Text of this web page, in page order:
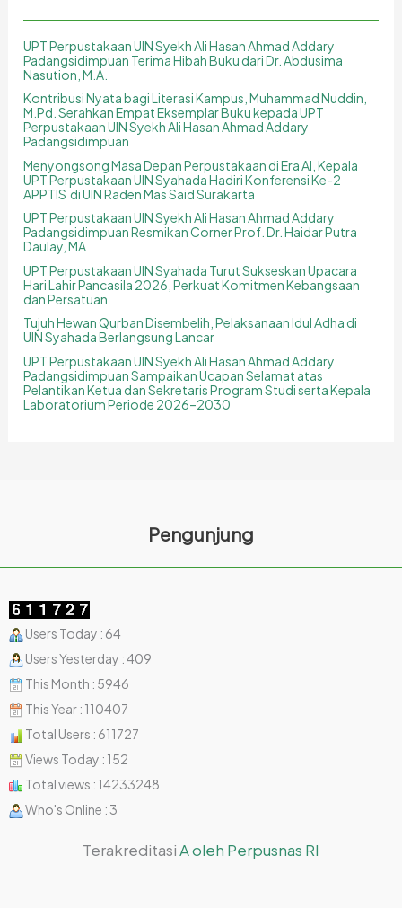
UPT Perpustakaan UIN Syekh Ali Hasan Ahmad Addary
Padangsidimpuan Terima Hibah Buku dari Dr. Abdusima
Nasution, M.A.
Kontribusi Nyata bagi Literasi Kampus, Muhammad Nuddin,
M.Pd. Serahkan Empat Eksemplar Buku kepada UPT
Perpustakaan UIN Syekh Ali Hasan Ahmad Addary
Padangsidimpuan
Menyongsong Masa Depan Perpustakaan di Era AI, Kepala
UPT Perpustakaan UIN Syahada Hadiri Konferensi Ke-2
APPTIS di UIN Raden Mas Said Surakarta
UPT Perpustakaan UIN Syekh Ali Hasan Ahmad Addary
Padangsidimpuan Resmikan Corner Prof. Dr. Haidar Putra
Daulay, MA
UPT Perpustakaan UIN Syahada Turut Sukseskan Upacara
Hari Lahir Pancasila 2026, Perkuat Komitmen Kebangsaan
dan Persatuan
Tujuh Hewan Qurban Disembelih, Pelaksanaan Idul Adha di
UIN Syahada Berlangsung Lancar
UPT Perpustakaan UIN Syekh Ali Hasan Ahmad Addary
Padangsidimpuan Sampaikan Ucapan Selamat atas
Pelantikan Ketua dan Sekretaris Program Studi serta Kepala
Laboratorium Periode 2026–2030
Pengunjung
Users Today : 64
Users Yesterday : 409
This Month : 5946
This Year : 110407
Total Users : 611727
Views Today : 152
Total views : 14233248
Who's Online : 3
TerakreditasiA oleh Perpusnas RI